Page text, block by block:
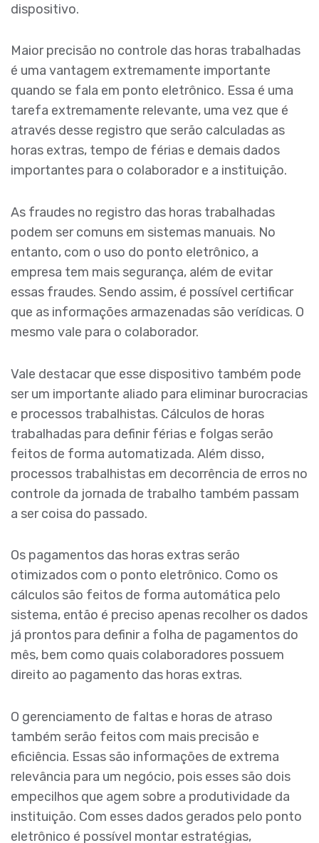
dispositivo.
Maior precisão no controle das horas trabalhadas
é uma vantagem extremamente importante
quando se fala em ponto eletrônico. Essa é uma
tarefa extremamente relevante, uma vez que é
através desse registro que serão calculadas as
horas extras, tempo de férias e demais dados
importantes para o colaborador e a instituição.
As fraudes no registro das horas trabalhadas
podem ser comuns em sistemas manuais. No
entanto, com o uso do ponto eletrônico, a
empresa tem mais segurança, além de evitar
essas fraudes. Sendo assim, é possível certificar
que as informações armazenadas são verídicas. O
mesmo vale para o colaborador.
Vale destacar que esse dispositivo também pode
ser um importante aliado para eliminar burocracias
e processos trabalhistas. Cálculos de horas
trabalhadas para definir férias e folgas serão
feitos de forma automatizada. Além disso,
processos trabalhistas em decorrência de erros no
controle da jornada de trabalho também passam
a ser coisa do passado.
Os pagamentos das horas extras serão
otimizados com o ponto eletrônico. Como os
cálculos são feitos de forma automática pelo
sistema, então é preciso apenas recolher os dados
já prontos para definir a folha de pagamentos do
mês, bem como quais colaboradores possuem
direito ao pagamento das horas extras.
O gerenciamento de faltas e horas de atraso
também serão feitos com mais precisão e
eficiência. Essas são informações de extrema
relevância para um negócio, pois esses são dois
empecilhos que agem sobre a produtividade da
instituição. Com esses dados gerados pelo ponto
eletrônico é possível montar estratégias,